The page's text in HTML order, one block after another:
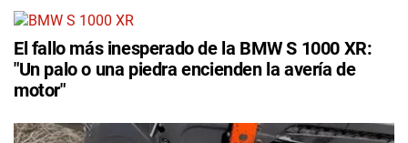
El fallo más inesperado de la BMW S 1000 XR:
"Un palo o una piedra encienden la avería de
motor"